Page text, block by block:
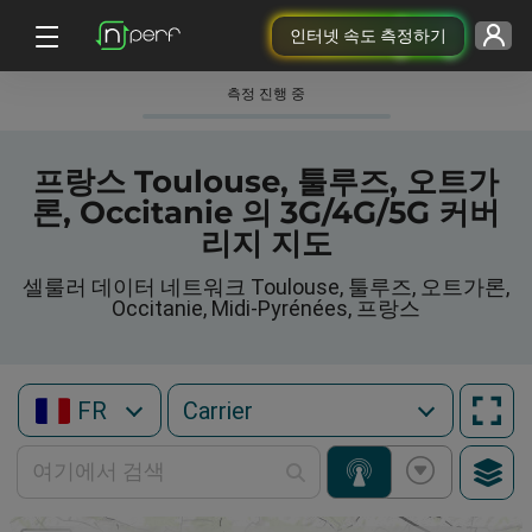
인터넷 속도 측정하기
측정 진행 중
프랑스 Toulouse, 툴루즈, 오트가
론, Occitanie 의 3G/4G/5G 커버
리지 지도
셀룰러 데이터 네트워크 Toulouse, 툴루즈, 오트가론,
Occitanie, Midi-Pyrénées, 프랑스
FR